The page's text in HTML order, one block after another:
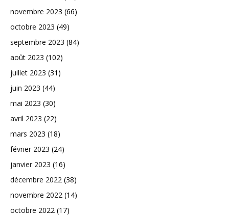
novembre 2023 (66)
octobre 2023 (49)
septembre 2023 (84)
août 2023 (102)
juillet 2023 (31)
juin 2023 (44)
mai 2023 (30)
avril 2023 (22)
mars 2023 (18)
février 2023 (24)
janvier 2023 (16)
décembre 2022 (38)
novembre 2022 (14)
octobre 2022 (17)